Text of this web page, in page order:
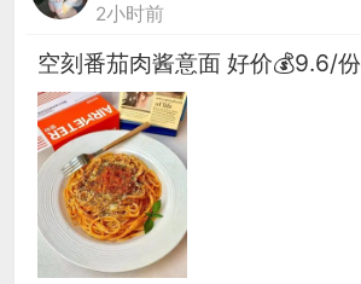
2小时前
空刻番茄肉酱意面 好价💰9.6/份